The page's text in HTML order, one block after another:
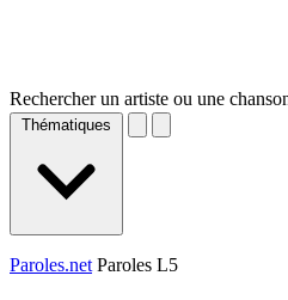
Rechercher un artiste ou une
Thématiques
Paroles.net Paroles L5